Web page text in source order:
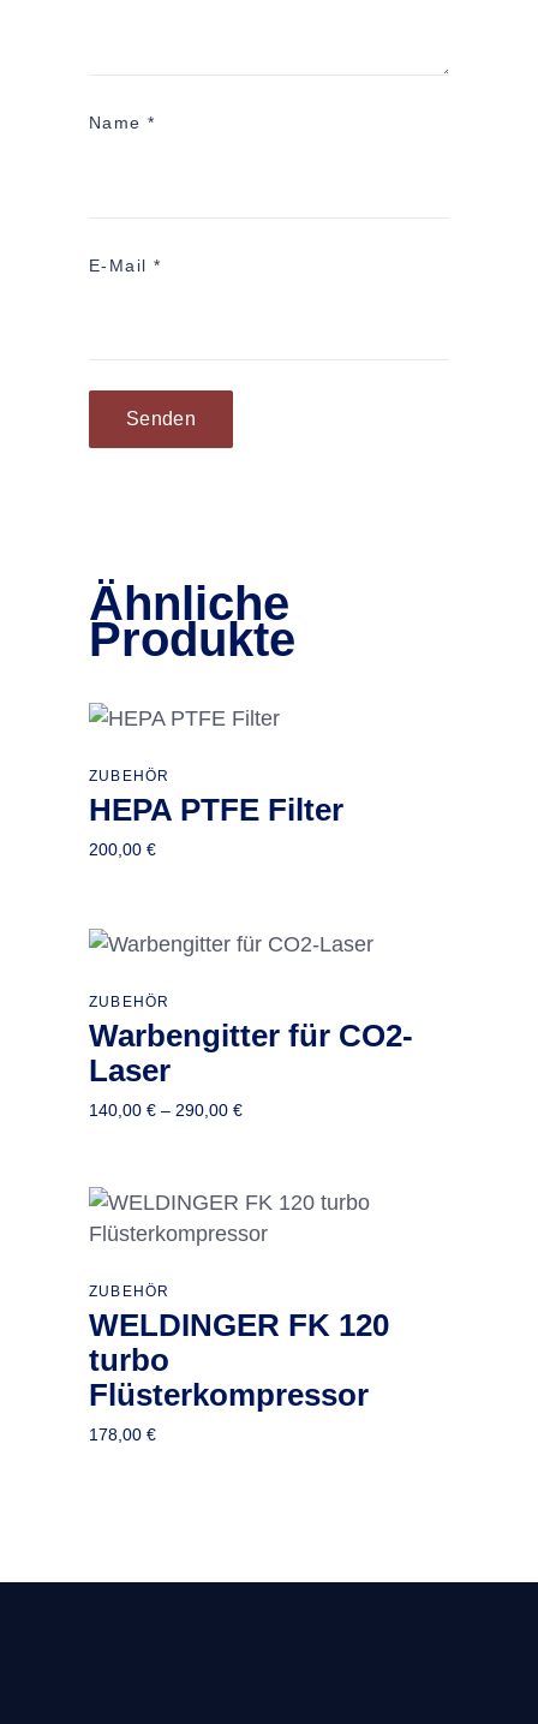
Name *
E-Mail *
Ähnliche
Produkte
ZUBEHÖR
HEPA PTFE Filter
200,00 €
Produkt
der
werden
ZUBEHÖR
Warbengitter für CO2-
Laser
140,00 € – 290,00 €Preisspanne:
ZUBEHÖR
WELDINGER FK 120
turbo
Flüsterkompressor
178,00 €